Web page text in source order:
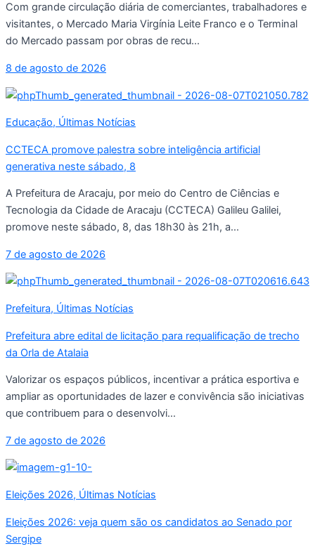
Com grande circulação diária de comerciantes, trabalhadores e
visitantes, o Mercado Maria Virgínia Leite Franco e o Terminal
do Mercado passam por obras de recu...
8 de agosto de 2026
Educação, Últimas Notícias
CCTECA promove palestra sobre inteligência artificial
generativa neste sábado, 8
A Prefeitura de Aracaju, por meio do Centro de Ciências e
Tecnologia da Cidade de Aracaju (CCTECA) Galileu Galilei,
promove neste sábado, 8, das 18h30 às 21h, a...
7 de agosto de 2026
Prefeitura, Últimas Notícias
Prefeitura abre edital de licitação para requalificação de trecho
da Orla de Atalaia
Valorizar os espaços públicos, incentivar a prática esportiva e
ampliar as oportunidades de lazer e convivência são iniciativas
que contribuem para o desenvolvi...
7 de agosto de 2026
Eleições 2026, Últimas Notícias
Eleições 2026: veja quem são os candidatos ao Senado por
Sergipe